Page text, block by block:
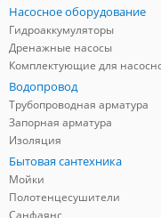
Насосное оборудование
Гидроаккумуляторы
Дренажные насосы
Водопровод
Трубопроводная арматура
Запорная арматура
Изоляция
Бытовая сантехника
Мойки
Полотенцесушители
Санфаянс